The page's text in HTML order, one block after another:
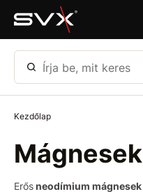
Ugrás az oldal fő részéhez
Írja be, mit keres
Kezdőlap
Mágnesek
Erősneodímium mágnesek